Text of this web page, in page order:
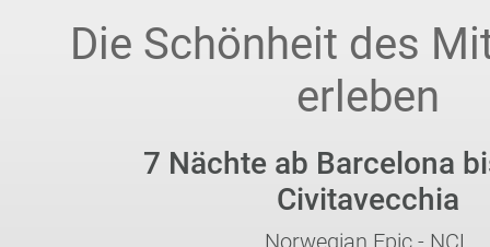
Die Schönheit des
erleben
7 Nächte ab Barcelona
Civitavecchia
Norwegian Epic - NCL